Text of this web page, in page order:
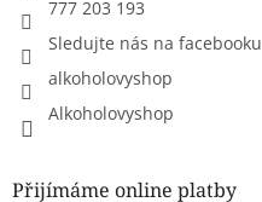
777 203 193
Sledujte nás na facebooku
alkoholovyshop
Alkoholovyshop
Přijímáme online platby